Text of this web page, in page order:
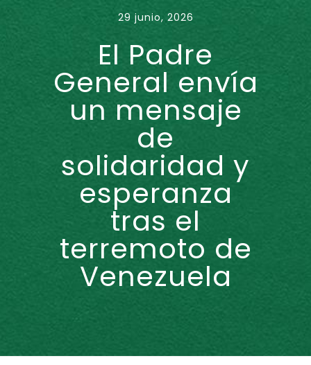
29 junio, 2026
El Padre
General envía
un mensaje
de
solidaridad y
esperanza
tras el
terremoto de
Venezuela